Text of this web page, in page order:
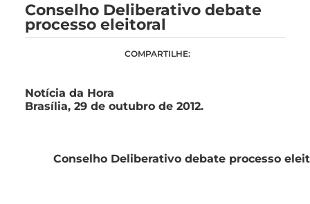
Conselho Deliberativo debate
processo eleitoral
COMPARTILHE:
Notícia da Hora
Brasília, 29 de outubro de 2012.
Conselho Deliberativo debate processo